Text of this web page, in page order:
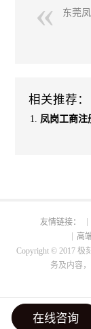
东莞
相关推荐：
凤岗工商注
友情链接：
高
Copyright © 2017 极
务及内容
在线咨询